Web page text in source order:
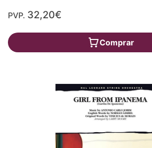
PVP. 32,20€
Comprar